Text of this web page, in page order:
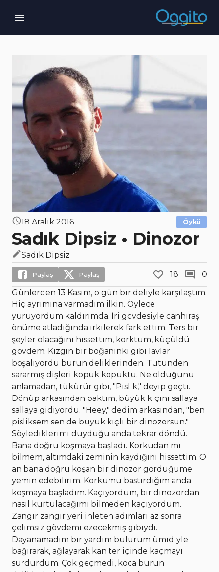
18 Aralık 2016 Öykü
Sadık Dipsiz • Dinozor
Sadık Dipsiz
Paylaş Paylaş 18
0
Günlerden 13 Kasım, o gün bir deliyle karşılaştım.
Hiç ayrımına varmadım ilkin. Öylece
yürüyordum kaldırımda. İri gövdesiyle canhıraş
önüme atladığında irkilerek fark ettim. Ters bir
şeyler olacağını hissettim, korktum, küçüldü
gövdem. Kızgın bir boğanınki gibi lavlar
boşalıyordu burun deliklerinden. Tütünden
sararmış dişleri köpük köpüktü. Ne olduğunu
anlamadan, tükürür gibi, "Pislik," deyip geçti.
Dönüp arkasından baktım, büyük kıçını sallaya
sallaya gidiyordu. "Heey," dedim arkasından, "ben
pisliksem sen de büyük kıçlı bir dinozorsun."
Söylediklerimi duyduğu anda tekrar döndü.
Bana doğru koşmaya başladı. Korkudan mı
bilmem, altımdaki zeminin kaydığını hissettim. O
an bana doğru koşan bir dinozor gördüğüme
yemin edebilirim. Korkumu bastırdığım anda
koşmaya başladım. Kaçıyordum, bir dinozordan
nasıl kurtulacağımı bilmeden kaçıyordum.
Zangır zangır yeri inleten adımları az sonra
çelimsiz gövdemi ezecekmiş gibiydi.
Dayanamadım bir yardım bulurum ümidiyle
bağırarak, ağlayarak kan ter içinde kaçmayı
sürdürdüm. Çok geçmedi, koca burun